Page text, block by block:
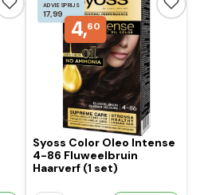
ADVIESPRIJS
17,99
4,60
Syoss Color Oleo Intense
4-86 Fluweelbruin
Haarverf (1 set)